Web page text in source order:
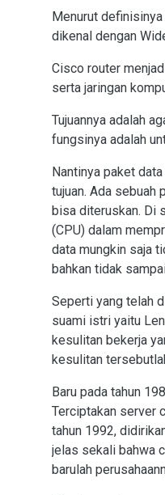
Menurut
dikenal dengan
Cisco router
serta jaringan
Tujuannya adalah
fungsinya adalah
Nantinya paket
tujuan. Ada sebuah
bisa diteruskan. Di
(CPU) dalam
data mungkin saja
bahkan tidak
Seperti yang telah
suami istri yaitu
kesulitan bekerja
kesulitan
Baru pada tahun
Terciptakan server
tahun 1992,
jelas sekali bahwa
barulah